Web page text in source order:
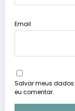
Email
Salvar meus
eu comentar.